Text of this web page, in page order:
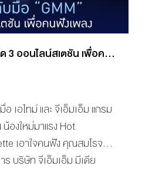
ส่วนนักแสดงมากฝีมืออย่าง
ที่มาเสริมทัพหลักอย่าง
พ นั่งแท่นกำกับ ในการฟิตติ้ง
วรฤทธิ์ มาคุมเข้มหน้าจอ
“ATIME” จับมือ “GMM” เปิด 3 ออนไลน์สเตชัน เพื่อคนฟังเพลง
เอไทม์ และ จีเอ็มเอ็ม แกรม
องใหม่มาแรง Hot
เอาใจคนฟัง คุณสมโรจน์
บริษัท จีเอ็มเอ็ม มีเดีย